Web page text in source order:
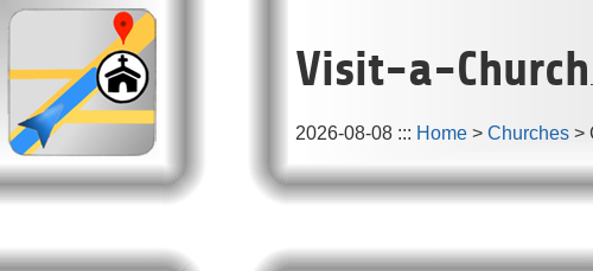
Visit-a-Church
2026-08-08 ::: Home > Churches >